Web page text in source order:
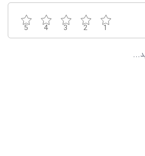
1
2
3
4
5